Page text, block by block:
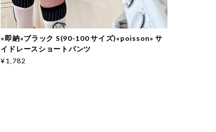
«即納»ブラック S(90-100 サイズ)«poisson» サ
イドレースショートパンツ
¥1,782